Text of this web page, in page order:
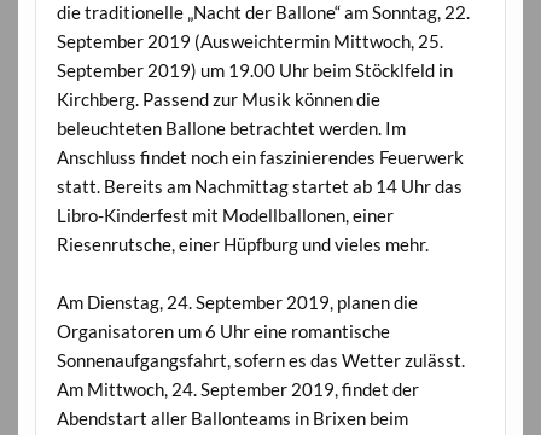
die traditionelle „Nacht der Ballone“ am Sonntag, 22.
September 2019 (Ausweichtermin Mittwoch, 25.
September 2019) um 19.00 Uhr beim Stöcklfeld in
Kirchberg. Passend zur Musik können die
beleuchteten Ballone betrachtet werden. Im
Anschluss findet noch ein faszinierendes Feuerwerk
statt. Bereits am Nachmittag startet ab 14 Uhr das
Libro-Kinderfest mit Modellballonen, einer
Riesenrutsche, einer Hüpfburg und vieles mehr.
Am Dienstag, 24. September 2019, planen die
Organisatoren um 6 Uhr eine romantische
Sonnenaufgangsfahrt, sofern es das Wetter zulässt.
Am Mittwoch, 24. September 2019, findet der
Abendstart aller Ballonteams in Brixen beim